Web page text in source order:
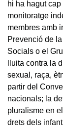
hi ha hagut
monitoratge
membres amb
Prevenció de
Socials o el
lluita contra la
sexual, raça,
partir del
nacionals; la
pluralisme en
drets dels